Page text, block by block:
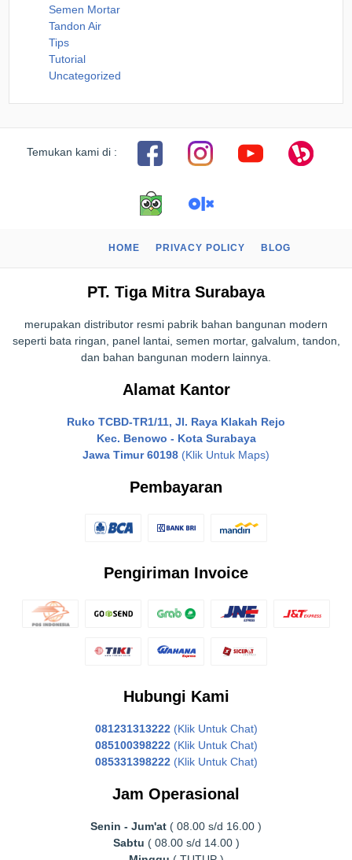
Semen Mortar
Tandon Air
Tips
Tutorial
Uncategorized
Temukan kami di :
HOME PRIVACY POLICY BLOG
PT. Tiga Mitra Surabaya
merupakan distributor resmi pabrik bahan bangunan modern
seperti bata ringan, panel lantai, semen mortar, galvalum, tandon,
dan bahan bangunan modern lainnya.
Alamat Kantor
Ruko TCBD-TR1/11, Jl. Raya Klakah Rejo
Kec. Benowo - Kota Surabaya
Jawa Timur 60198 (Klik Untuk Maps)
Pembayaran
Pengiriman Invoice
Hubungi Kami
081231313222 (Klik Untuk Chat)
085100398222 (Klik Untuk Chat)
085331398222 (Klik Untuk Chat)
Jam Operasional
Senin - Jum'at ( 08.00 s/d 16.00 )
Sabtu ( 08.00 s/d 14.00 )